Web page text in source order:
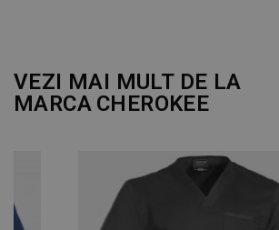
VEZI MAI MULT DE LA
MARCA CHEROKEE